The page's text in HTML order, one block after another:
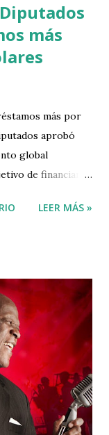
más
más por
aprobó
global
de financiar el
Santo Domingo y
del Programa
La
40 en contra y
cámara baja
fines de
Comisión
diputado
El informe
LEER MÁS »